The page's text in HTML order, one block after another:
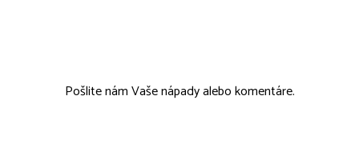
Pošlite nám Vaše nápady alebo komentáre.